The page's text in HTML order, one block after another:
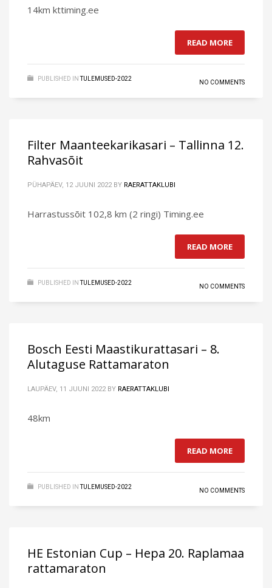
14km kttiming.ee
READ MORE
PUBLISHED IN TULEMUSED-2022
NO COMMENTS
Filter Maanteekarikasari – Tallinna 12.
Rahvasõit
PÜHAPÄEV, 12 JUUNI 2022 BY RAERATTAKLUBI
Harrastussõit 102,8 km (2 ringi) Timing.ee
READ MORE
PUBLISHED IN TULEMUSED-2022
NO COMMENTS
Bosch Eesti Maastikurattasari – 8.
Alutaguse Rattamaraton
LAUPÄEV, 11 JUUNI 2022 BY RAERATTAKLUBI
48km
READ MORE
PUBLISHED IN TULEMUSED-2022
NO COMMENTS
HE Estonian Cup – Hepa 20. Raplamaa
rattamaraton